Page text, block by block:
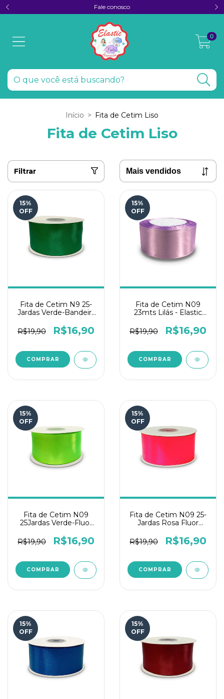
Fale conosco
0
Início > Fita de Cetim Liso
Fita de Cetim Liso
Filtrar
15%
OFF
Fita de Cetim N9 25-
Jardas Verde-Bandeira
R$19,90
R$16,90
15%
OFF
Fita de Cetim N09
23mts Lilás - Elastic
R$19,90
R$16,90
15%
OFF
Fita de Cetim N09
25Jardas Verde-Fluor
R$19,90
R$16,90
15%
OFF
Fita de Cetim N09 25-
Jardas Rosa Fluor
R$19,90
R$16,90
15%
OFF
15%
OFF